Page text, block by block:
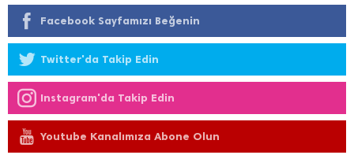
Facebook Sayfamızı Beğenin
Twitter'da Takip Edin
Instagram'da Takip Edin
Youtube Kanalımıza Abone Olun